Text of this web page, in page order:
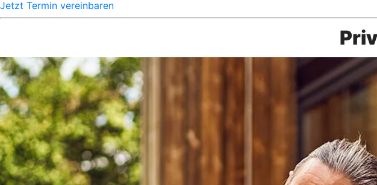
Jetzt Termin vereinbaren